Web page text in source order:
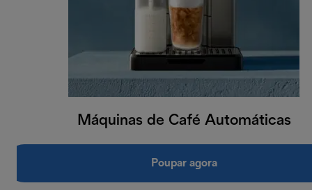
Máquinas de Café Automáticas
Poupar agora